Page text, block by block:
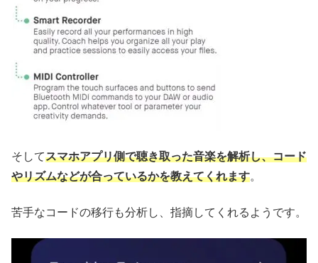
そしてスマホアプリ側で聴き取った音楽を解析し、コード
やリズムなどが合っているかを教えてくれます。
苦手なコードの移行も分析し、指摘してくれるようです。